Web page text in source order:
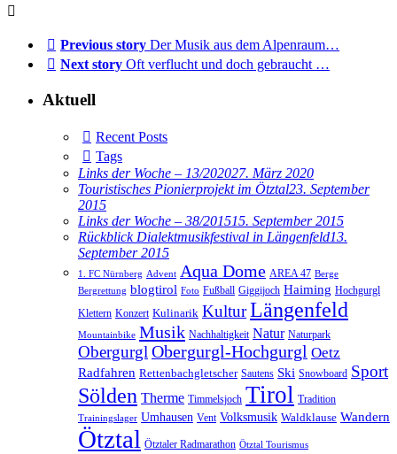
Previous story Der Musik aus dem Alpenraum…
Next story Oft verflucht und doch gebraucht …
Aktuell
Recent Posts
Tags
Links der Woche – 13/202027. März 2020
Touristisches Pionierprojekt im Ötztal23. September
2015
Links der Woche – 38/201515. September 2015
Rückblick Dialektmusikfestival in Längenfeld13.
September 2015
1. FC Nürnberg Advent Aqua Dome AREA 47 Berge
Bergrettung blogtirol Foto Fußball Giggijoch Haiming Hochgurgl
Klettern Konzert Kulinarik KulturLängenfeld
Mountainbike Musik Nachhaltigkeit Natur Naturpark
Obergurgl Obergurgl-Hochgurgl Oetz
Radfahren Rettenbachgletscher Sautens Ski Snowboard Sport
Sölden Therme Timmelsjoch Tirol Tradition
Trainingslager Umhausen Vent Volksmusik Waldklause Wandern
Ötztal Ötztaler Radmarathon Ötztal Tourismus